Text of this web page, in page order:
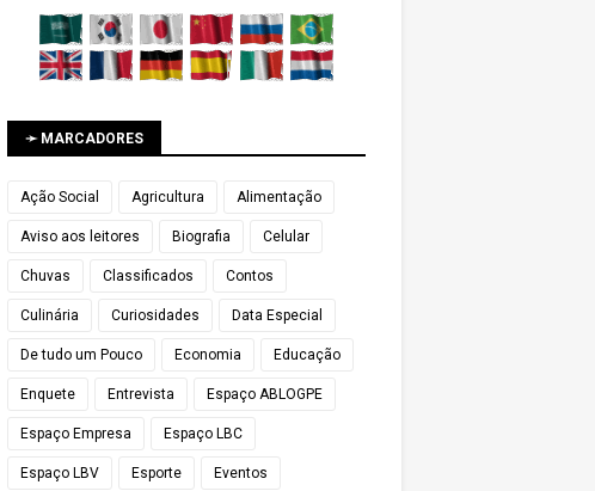
➛ MARCADORES
Ação Social Agricultura Alimentação
Aviso aos leitores Biografia Celular
Chuvas Classificados Contos
Culinária Curiosidades Data Especial
De tudo um Pouco Economia Educação
Enquete Entrevista Espaço ABLOGPE
Espaço Empresa Espaço LBC
Espaço LBV Esporte Eventos